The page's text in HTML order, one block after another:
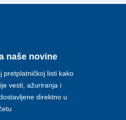
naše novine
pretplatničkoj listi kako
vesti, ažuriranja i
direktno u